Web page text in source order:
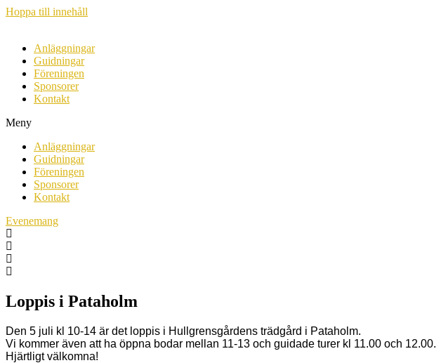
Hoppa till innehåll
Anläggningar
Guidningar
Föreningen
Sponsorer
Kontakt
Meny
Anläggningar
Guidningar
Föreningen
Sponsorer
Kontakt
Evenemang
Loppis i Pataholm
Den 5 juli kl 10-14 är det loppis i Hullgrensgårdens trädgård i Pataholm.
Vi kommer även att ha öppna bodar mellan 11-13 och guidade turer kl 11.00 och 12.00.
Hjärtligt välkomna!